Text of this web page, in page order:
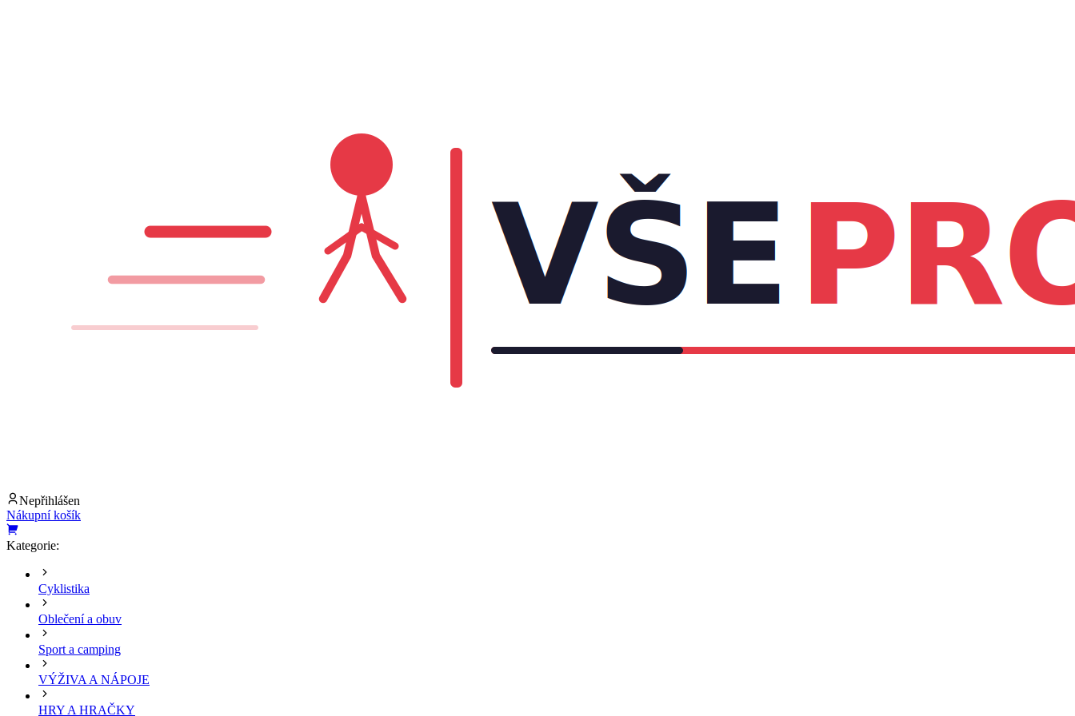
Nepřihlášen
Nákupní košík
Kategorie:
Cyklistika
Oblečení a obuv
Sport a camping
VÝŽIVA A NÁPOJE
HRY A HRAČKY